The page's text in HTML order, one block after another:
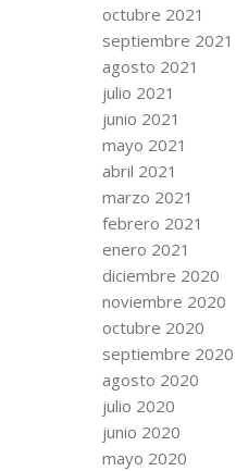
octubre 2021
septiembre 2021
agosto 2021
julio 2021
junio 2021
mayo 2021
abril 2021
marzo 2021
febrero 2021
enero 2021
diciembre 2020
noviembre 2020
octubre 2020
septiembre 2020
agosto 2020
julio 2020
junio 2020
mayo 2020